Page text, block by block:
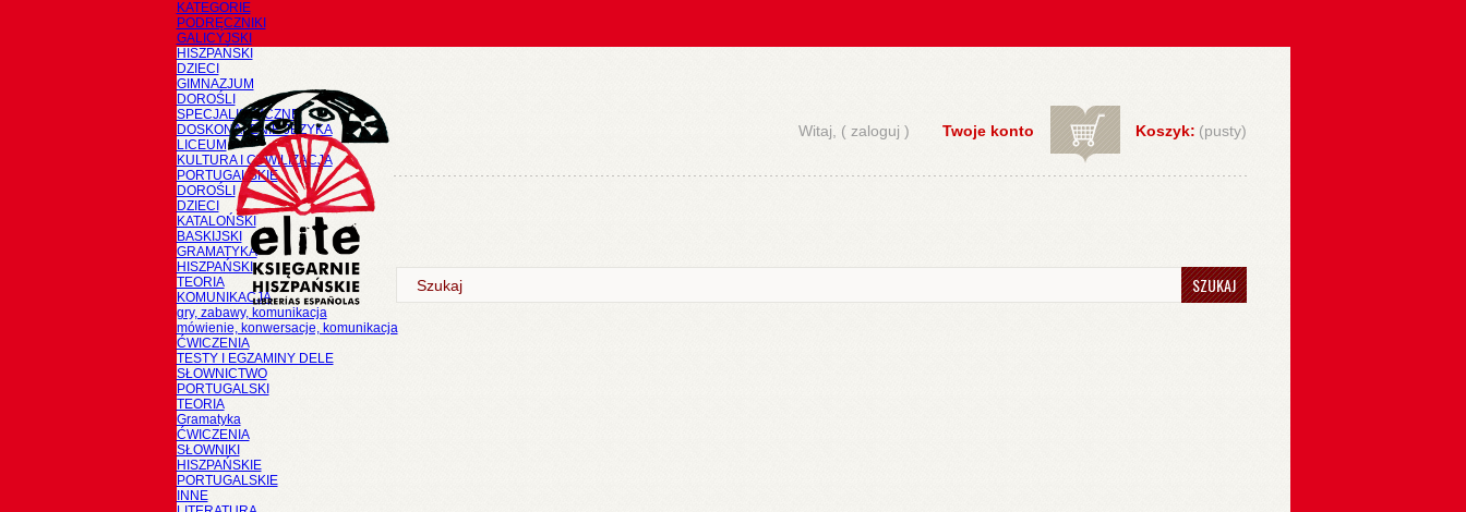
KATEGORIE
PODRĘCZNIKI
GALICYJSKI
HISZPAŃSKI
DZIECI
GIMNAZJUM
DOROŚLI
SPECJALISTYCZNE
DOSKONALENIE JĘZYKA
LICEUM
KULTURA I CYWILIZACJA
PORTUGALSKIE
DOROŚLI
DZIECI
KATALOŃSKI
BASKIJSKI
GRAMATYKA
HISZPAŃSKI
TEORIA
KOMUNIKACJA
gry, zabawy, komunikacja
mówienie, konwersacje, komunikacja
ĆWICZENIA
TESTY I EGZAMINY DELE
SŁOWNICTWO
PORTUGALSKI
TEORIA
Gramatyka
ĆWICZENIA
SŁOWNIKI
HISZPAŃSKIE
PORTUGALSKIE
INNE
Koszyk: (pusty)
Twoje konto
Witaj, ( zaloguj )
SZUKAJ